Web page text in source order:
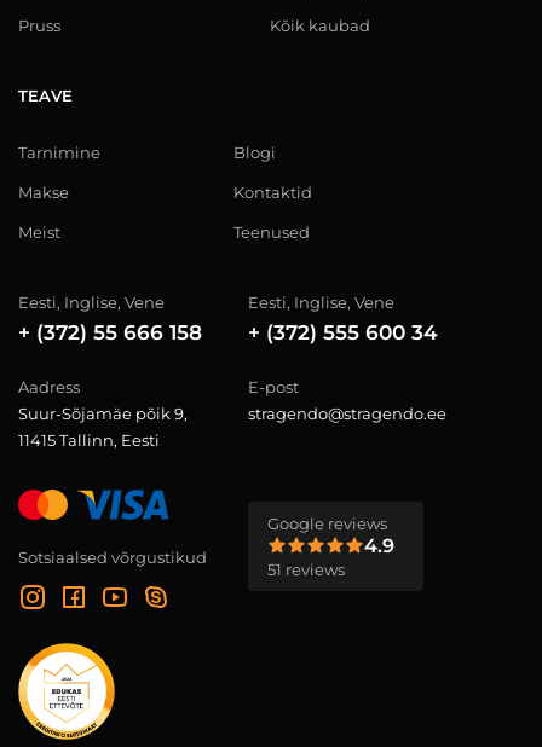
Pruss Kõik kaubad
TEAVE
Tarnimine
Makse
Meist
Blogi
Kontaktid
Teenused
Eesti, Inglise, Vene
+ (372) 55 666 158
Eesti, Inglise, Vene
+ (372) 555 600 34
Aadress
Suur-Sõjamäe põik 9,
11415 Tallinn, Eesti
E-post
stragendo@stragendo.ee
Sotsiaalsed võrgustikud
Google reviews
4.9
51 reviews